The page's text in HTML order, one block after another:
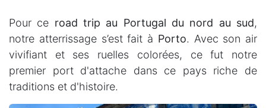
Pour ce road trip au Portugal du nord au sud,
notre atterrissage s’est fait à Porto. Avec son air
vivifiant et ses ruelles colorées, ce fut notre
premier port d'attache dans ce pays riche de
traditions et d'histoire.